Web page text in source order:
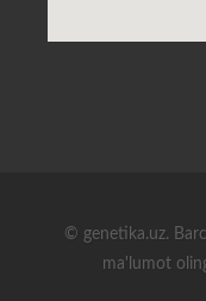
© genetika.uz.
ma'lumot